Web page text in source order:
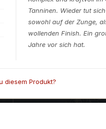
Tanninen. Wieder tut
sowohl auf der Zunge,
wollenden Finish. Ein
Jahre vor sich hat.
diesem Produkt?